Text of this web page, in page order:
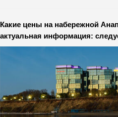
Какие цены на набережной
актуальная информация: